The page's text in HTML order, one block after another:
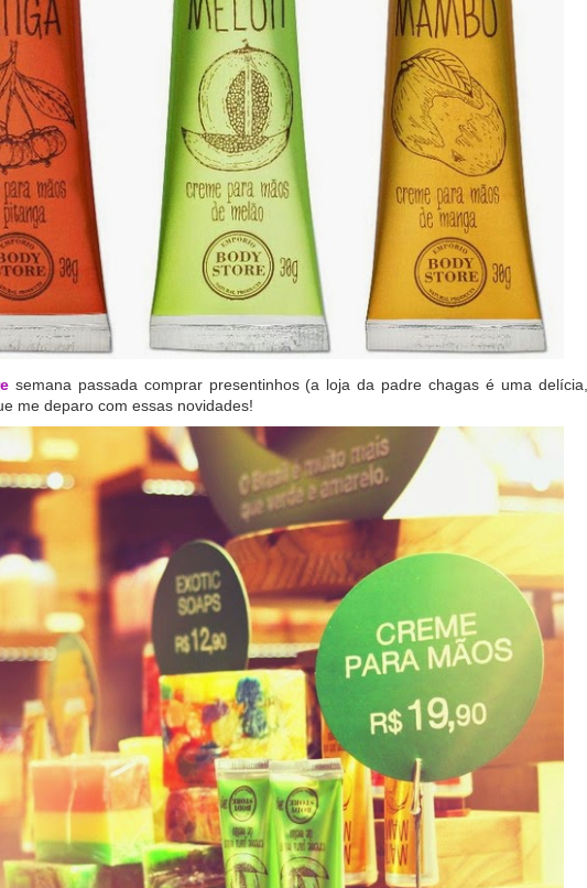
semana passada comprar presentinhos (a loja da padre chagas é uma delícia,
me deparo com essas novidades!